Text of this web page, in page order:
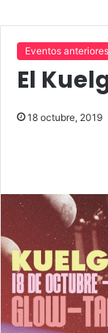
Eventos anteriores
El
18 octubre, 2019